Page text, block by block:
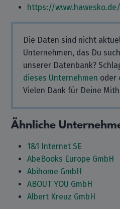
https://
Die Daten sind nicht
Unternehmen, das Du
unserer Datenbank?
dieses Unternehmen oder
Vielen Dank für Deine
Ähnliche
1&1 Internet SE
AbeBooks Europe GmbH
Abihome GmbH
ABOUT YOU GmbH
Albert Kreuz GmbH